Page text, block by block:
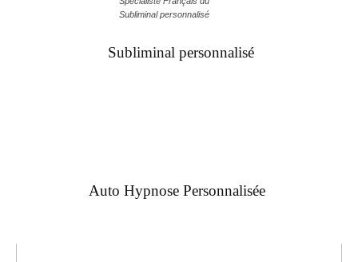
Subliminal personnalisé
Subliminal personnalisé
Auto Hypnose Personnalisée